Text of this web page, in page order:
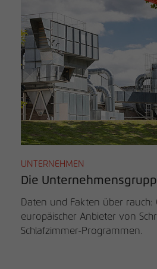
UNTERNEHMEN
Die
Daten und Fakten über rauch:
europäischer Anbieter von
Schlafzimmer-Programmen.